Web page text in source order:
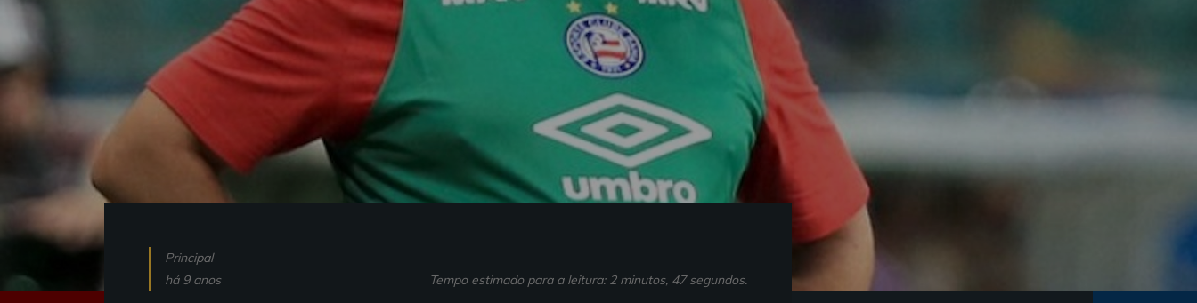
Principal
há 9 anos
Tempo estimado para a leitura: 2 minutos, 47 segundos.